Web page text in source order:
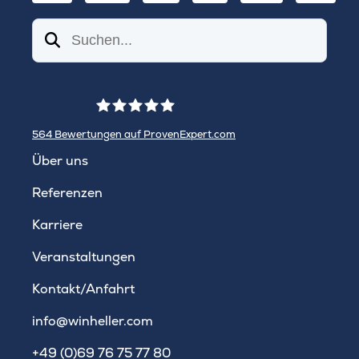
Suchen
564 Bewertungen auf ProvenExpert.com
Über uns
Referenzen
Karriere
Veranstaltungen
Kontakt/Anfahrt
info@winheller.com
+49 (0)69 76 75 77 80